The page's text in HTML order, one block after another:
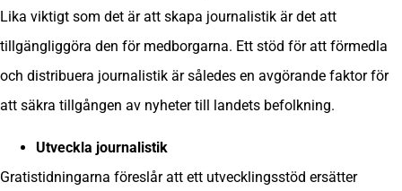
Lika viktigt som det är att skapa journalistik är det att
tillgängliggöra den för medborgarna. Ett stöd för att förmedla
och distribuera journalistik är således en avgörande faktor för
att säkra tillgången av nyheter till landets befolkning.
Utveckla journalistik
Gratistidningarna föreslår att ett utvecklingsstöd ersätter